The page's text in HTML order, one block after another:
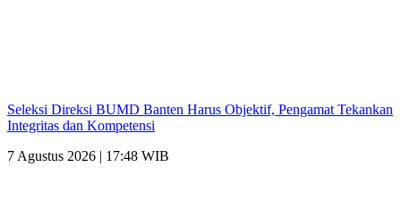
Seleksi Direksi BUMD Banten Harus Objektif, Pengamat Tekankan
Integritas dan Kompetensi
7 Agustus 2026 | 17:48 WIB